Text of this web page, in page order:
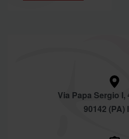
Via Papa Sergio I,
90142 (PA)